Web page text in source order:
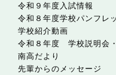
令和９年度入試情報
令和８年度学校パンフレ
学校紹介動画
令和８年度 学校説明会
南高だより
先輩からのメッセージ